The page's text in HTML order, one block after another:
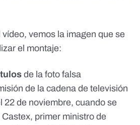
vídeo, vemos la imagen que se
el montaje:
de la foto falsa
de la cadena de televisión
22 de noviembre, cuando se
primer ministro de